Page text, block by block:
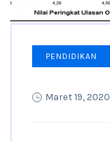
PENDIDIKAN
Maret 19, 2020